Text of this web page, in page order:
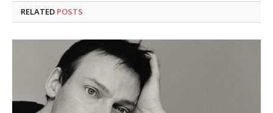
RELATED POSTS